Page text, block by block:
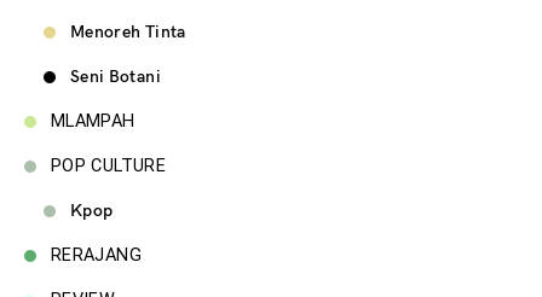
Menoreh Tinta
Seni Botani
MLAMPAH
POP CULTURE
Kpop
RERAJANG